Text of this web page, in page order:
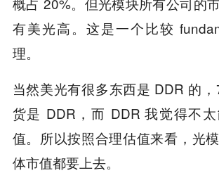
有美光高。这是一个比较
理。
当然美光有很多东西是 DDR 的
货是 DDR，而 DDR 我觉得不
值。所以按照合理估值来看，光
体市值都要上去。